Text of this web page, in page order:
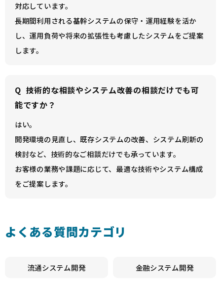
対応しています。
長期間利用される基幹システムの保守・運用経験を活か
し、運用負荷や将来の拡張性も考慮したシステムをご提案
します。
Q 技術的な相談やシステム改善の相談だけでも可
能ですか？
はい。
開発環境の見直し、既存システムの改善、システム刷新の
検討など、技術的なご相談だけでも承っています。
お客様の業務や課題に応じて、最適な技術やシステム構成
をご提案します。
よくある質問カテゴリ
流通システム開発 金融システム開発